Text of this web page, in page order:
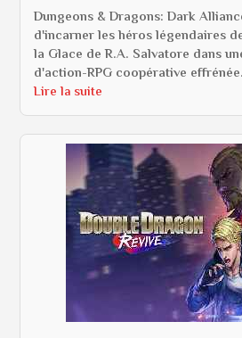
Dungeons & Dragons: Dark
d'incarner les héros légendaires
la Glace de R.A. Salvatore dans
d'action-RPG coopérative
Lire la suite